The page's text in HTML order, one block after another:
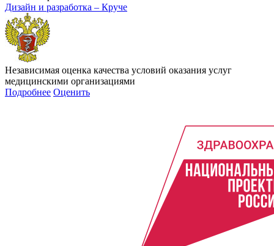
Дизайн и разработка – Круче
Независимая оценка качества условий оказания услуг
медицинскими организациями
Подробнее Оценить